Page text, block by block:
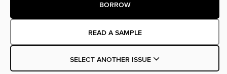
BORROW
READ A SAMPLE
SELECT ANOTHER ISSUE